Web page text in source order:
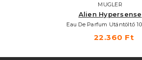
MUGLER
Alien Hypersense
Eau De Parfum Utántöltő
22.360 Ft